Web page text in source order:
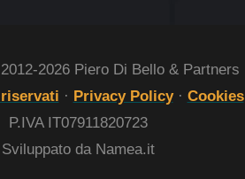
2026 Piero Di Bello & Partners
· Privacy Policy· Cookies
P.IVA IT07911820723
Sviluppato da Namea.it